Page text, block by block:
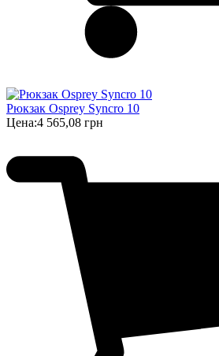
Рюкзак Osprey Syncro 10
Цена:4 565,08 грн